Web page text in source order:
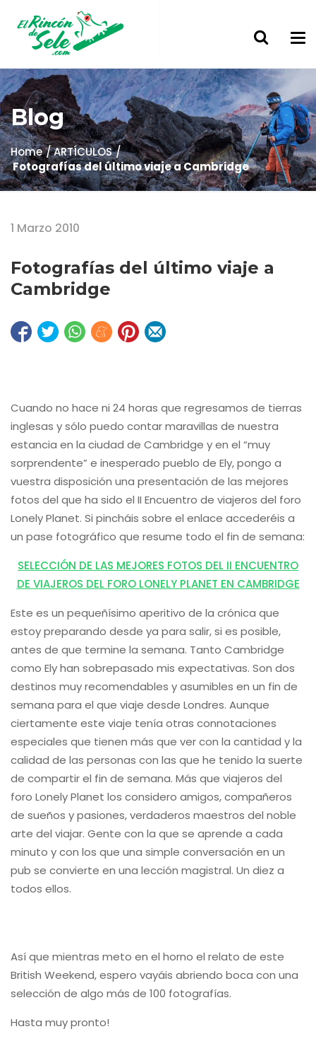
Blog
Home
ARTÍCULOS
Fotografías del último viaje a Cambridge
1 Marzo 2010
Fotografías del último viaje a
Cambridge
Cuando no hace ni 24 horas que regresamos de tierras
inglesas y sólo puedo contar maravillas de nuestra
estancia en la ciudad de Cambridge y en el “muy
sorprendente” e inesperado pueblo de Ely, pongo a
vuestra disposición una presentación de las mejores
fotos del que ha sido el II Encuentro de viajeros del foro
Lonely Planet. Si pincháis sobre el enlace accederéis a
un pase fotográfico que resume todo el fin de semana:
SELECCIÓN DE LAS MEJORES FOTOS DEL II ENCUENTRO
DE VIAJEROS DEL FORO LONELY PLANET EN CAMBRIDGE
Este es un pequeñísimo aperitivo de la crónica que
estoy preparando desde ya para salir, si es posible,
antes de que termine la semana. Tanto Cambridge
como Ely han sobrepasado mis expectativas. Son dos
destinos muy recomendables y asumibles en un fin de
semana para el que viaje desde Londres. Aunque
ciertamente este viaje tenía otras connotaciones
especiales que tienen más que ver con la cantidad y la
calidad de las personas con las que he tenido la suerte
de compartir el fin de semana. Más que viajeros del
foro Lonely Planet los considero amigos, compañeros
de sueños y pasiones, verdaderos maestros del noble
arte del viajar. Gente con la que se aprende a cada
minuto y con los que una simple conversación en un
pub se convierte en una lección magistral. Un diez a
todos ellos.
Así que mientras meto en el horno el relato de este
British Weekend, espero vayáis abriendo boca con una
selección de algo más de 100 fotografías.
Hasta muy pronto!